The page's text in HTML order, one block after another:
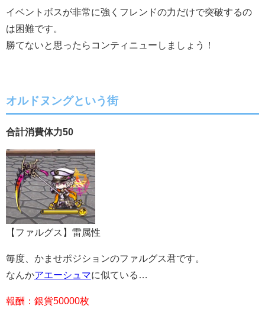
イベントボスが非常に強くフレンドの力だけで突破するの
は困難です。
勝てないと思ったらコンティニューしましょう！
オルドヌングという街
合計消費体力50
【ファルグス】雷属性
毎度、かませポジションのファルグス君です。
なんかアエーシュマに似ている…
報酬：銀貨50000枚